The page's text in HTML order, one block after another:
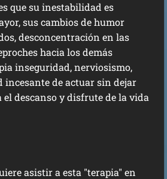
que su inestabilidad es
sus cambios de humor
desconcentración en las
hacia los demás
inseguridad, nerviosismo,
incesante de actuar sin dejar
el descanso y disfrute de la vida
asistir a esta "terapia" en